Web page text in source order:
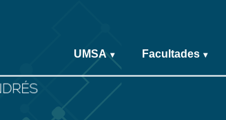
UMSA ▾ Facultades ▾